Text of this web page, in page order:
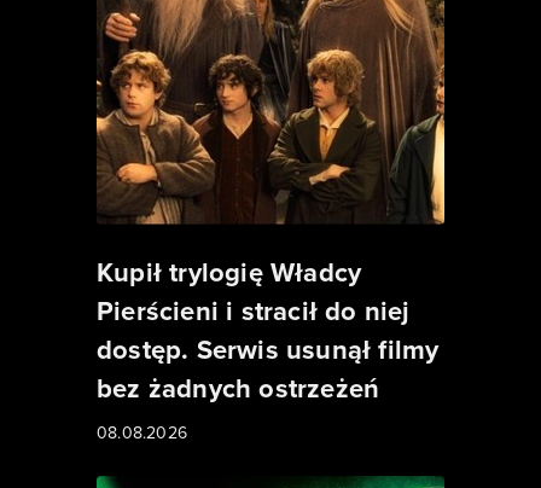
Kupił trylogię Władcy
Pierścieni i stracił do niej
dostęp. Serwis usunął filmy
bez żadnych ostrzeżeń
08.08.2026